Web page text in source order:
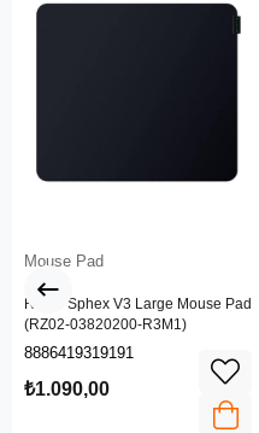
Mouse Pad
Razer Sphex V3 Large Mouse Pad
(RZ02-03820200-R3M1)
8886419319191
₺1.090,00